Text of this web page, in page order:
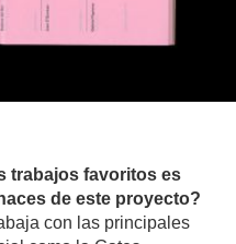
trabajos favoritos es
de este proyecto?
con las principales